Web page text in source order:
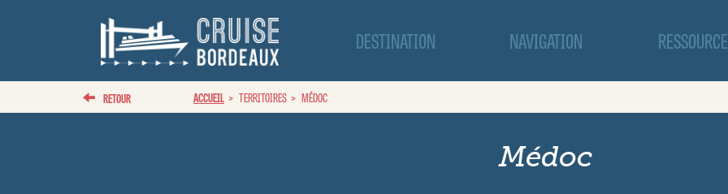
DESTINATION NAVIGATION
RETOUR ACCUEIL TERRITOIRES MÉDOC
Médoc